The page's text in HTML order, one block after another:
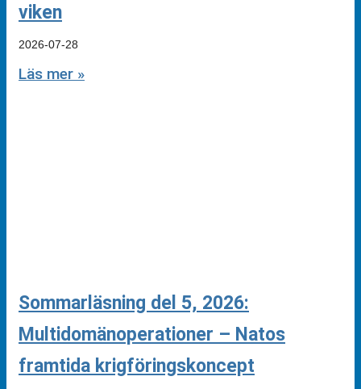
viken
2026-07-28
Läs mer »
Sommarläsning del 5, 2026:
Multidomänoperationer – Natos
framtida krigföringskoncept